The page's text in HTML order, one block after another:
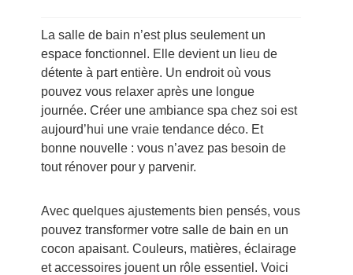
La salle de bain n’est plus seulement un
espace fonctionnel. Elle devient un lieu de
détente à part entière. Un endroit où vous
pouvez vous relaxer après une longue
journée. Créer une ambiance spa chez soi est
aujourd’hui une vraie tendance déco. Et
bonne nouvelle : vous n’avez pas besoin de
tout rénover pour y parvenir.
Avec quelques ajustements bien pensés, vous
pouvez transformer votre salle de bain en un
cocon apaisant. Couleurs, matières, éclairage
et accessoires jouent un rôle essentiel. Voici